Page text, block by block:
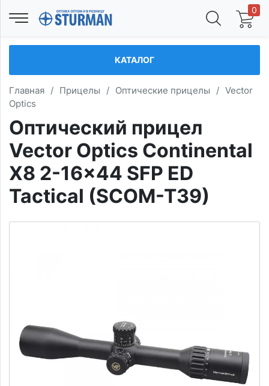
0
КАТАЛОГ
Главная / Прицелы / Оптические прицелы / Vector
Optics
Оптический прицел
Vector Optics Continental
X8 2-16x44 SFP ED
Tactical (SCOM-T39)